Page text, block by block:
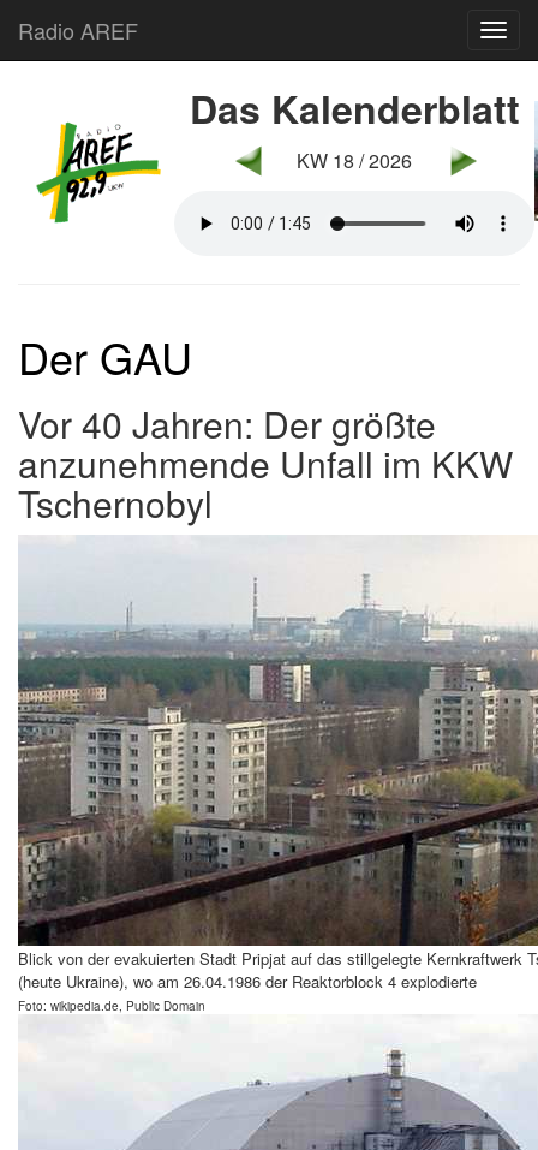
Radio AREF
Das Kalenderblatt
KW 18 / 2026
Der GAU
Vor 40 Jahren: Der größte
anzunehmende Unfall im KKW
Tschernobyl
Blick von der evakuierten Stadt Pripjat auf das stillgelegte Kernkraftwerk
(heute Ukraine), wo am 26.04.1986 der Reaktorblock 4 explodierte
Foto: wikipedia.de, Public Domain